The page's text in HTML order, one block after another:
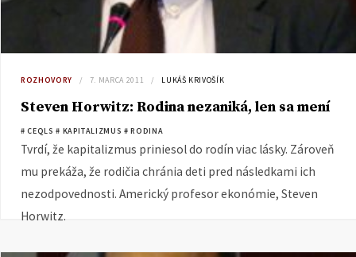
ROZHOVORY 7. MARCA 2011 LUKÁŠ KRIVOŠÍK
Steven Horwitz: Rodina nezaniká, len sa mení
# CEQLS # KAPITALIZMUS # RODINA
Tvrdí, že kapitalizmus priniesol do rodín viac lásky. Zároveň
mu prekáža, že rodičia chránia deti pred následkami ich
nezodpovednosti. Americký profesor ekonómie, Steven
Horwitz.